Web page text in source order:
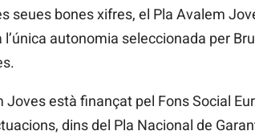
seues bones xifres, el Pla Avalem
l’única autonomia seleccionada per
Joves està finançat pel Fons Social
dins del Pla Nacional de